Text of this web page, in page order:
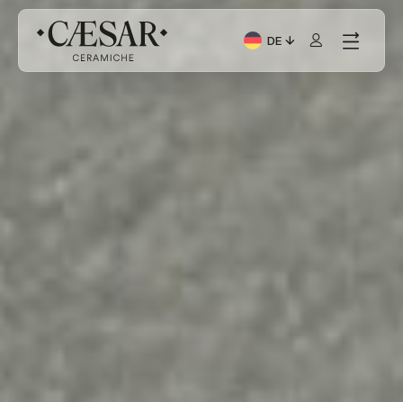
DE
Aktuelle Sprache: